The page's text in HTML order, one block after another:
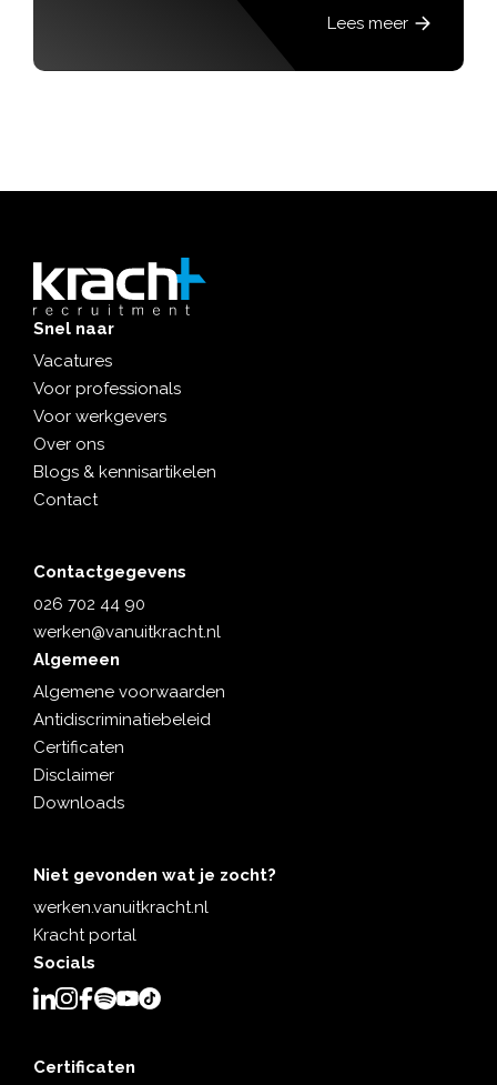
Lees meer
Snel naar
Vacatures
Voor professionals
Voor werkgevers
Over ons
Blogs & kennisartikelen
Contact
Contactgegevens
026 702 44 90
werken@vanuitkracht.nl
Algemeen
Algemene voorwaarden
Antidiscriminatiebeleid
Certificaten
Disclaimer
Downloads
Niet gevonden wat je zocht?
werken.vanuitkracht.nl
Kracht portal
Socials
Certificaten